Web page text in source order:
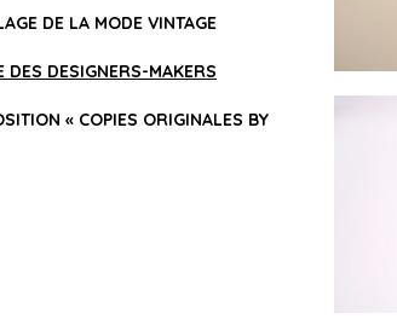
de presse
DE LA MODE VINTAGE
DES DESIGNERS-MAKERS
« COPIES ORIGINALES BY